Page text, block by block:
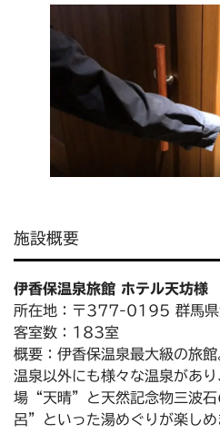
施設概要
伊香保温泉旅館 ホテル天坊様
所在地：〒377-0195 群馬
客室数：183室
概要：伊香保温泉最大級の旅
温泉以外にも様々な温泉があ
場“天晴”と天然記念物三波
呂”といった湯めぐりが楽しめ